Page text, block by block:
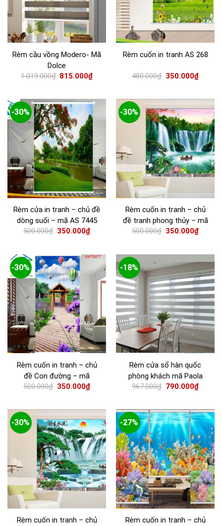
Rèm cầu vồng Modero- Mã
Dolce
1.019.000₫ 815.000₫
Rèm cuốn in tranh AS 268
480.000₫ 350.000₫
-30%
Rèm cửa in tranh – chủ đề
dòng suối – mã AS 7445
500.000₫ 350.000₫
-30%
Rèm cuốn in tranh – chủ
đề tranh phong thủy – mã
AS 0533
500.000₫ 350.000₫
-30%
Rèm cuốn in tranh – chủ
đề Con đường – mã
TP077
500.000₫ 350.000₫
-18%
Rèm cửa sổ hàn quốc
phòng khách mã Paola
967.000₫ 790.000₫
-30%
Rèm cuốn in tranh – chủ
-27%
Rèm cuốn in tranh – chủ